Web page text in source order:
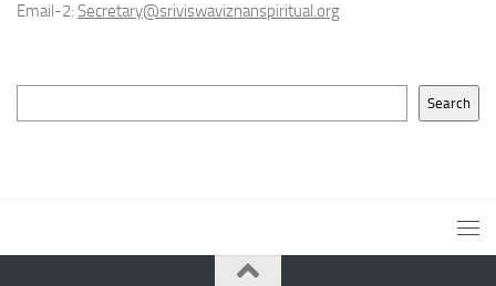
Email-2: Secretary@sriviswaviznanspiritual.org
Search